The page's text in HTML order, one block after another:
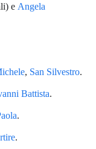
e Angela
, San Silvestro.
Battista.
.
.